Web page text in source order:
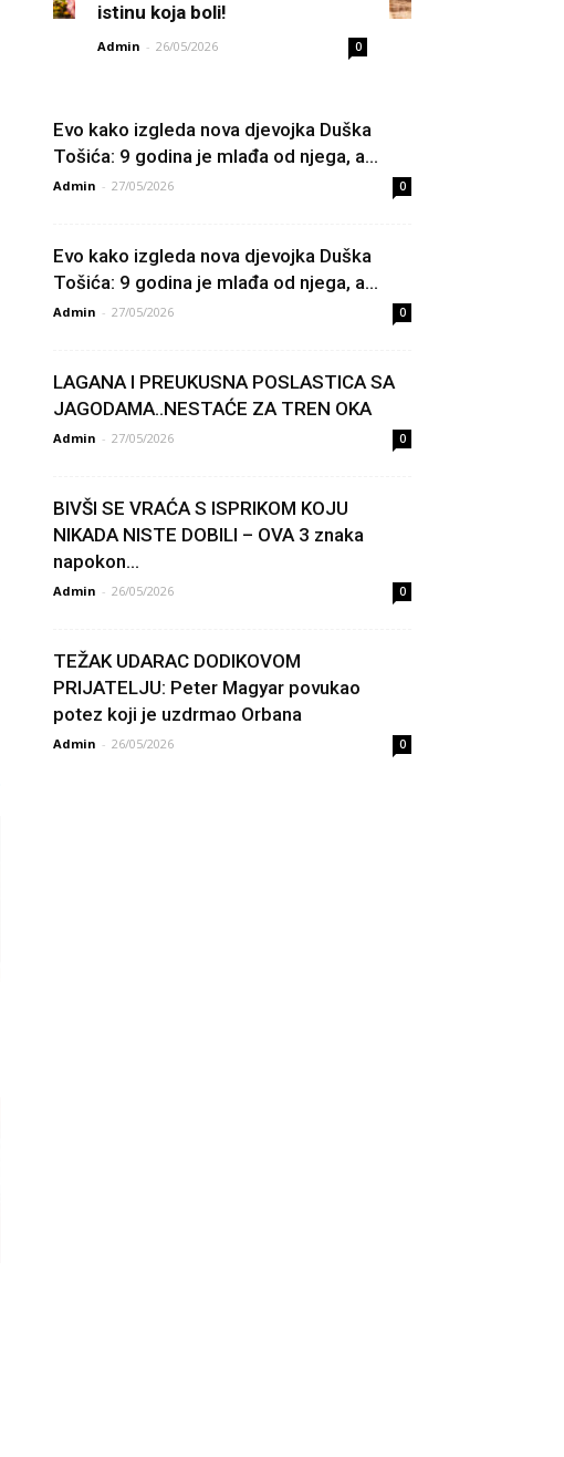
istinu koja boli!
Admin - 26/05/2026 0
Evo kako izgleda nova djevojka Duška
Tošića: 9 godina je mlađa od njega, a...
Admin - 27/05/2026 0
Evo kako izgleda nova djevojka Duška
Tošića: 9 godina je mlađa od njega, a...
Admin - 27/05/2026 0
LAGANA I PREUKUSNA POSLASTICA SA
JAGODAMA..NESTAĆE ZA TREN OKA
Admin - 27/05/2026 0
BIVŠI SE VRAĆA S ISPRIKOM KOJU
NIKADA NISTE DOBILI – OVA 3 znaka
napokon...
Admin - 26/05/2026 0
TEŽAK UDARAC DODIKOVOM
PRIJATELJU: Peter Magyar povukao
potez koji je uzdrmao Orbana
Admin - 26/05/2026 0